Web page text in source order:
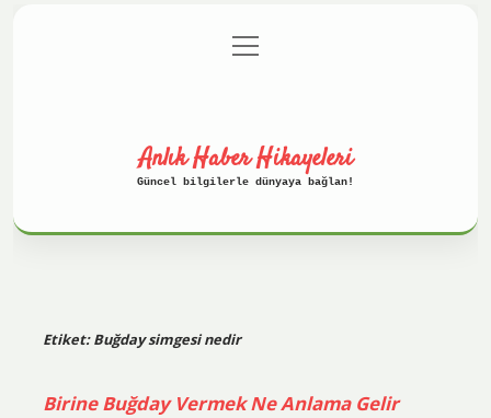
Gizlilik Politikası
menüyü
aç
Anlık Haber Hikayeleri
Güncel bilgilerle dünyaya bağlan!
Etiket:Buğday simgesi nedir
Birine Buğday Vermek Ne Anlama Gelir